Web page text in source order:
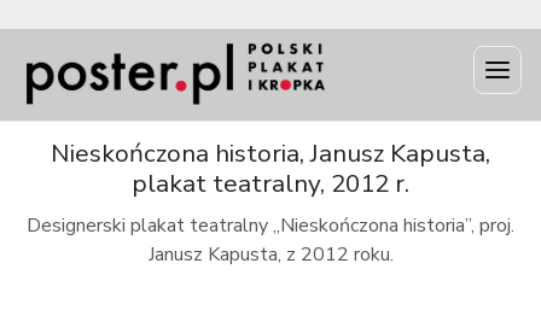
Nieskończona historia, Janusz Kapusta,
plakat teatralny, 2012 r.
Designerski plakat teatralny „Nieskończona historia”, proj.
Janusz Kapusta, z 2012 roku.